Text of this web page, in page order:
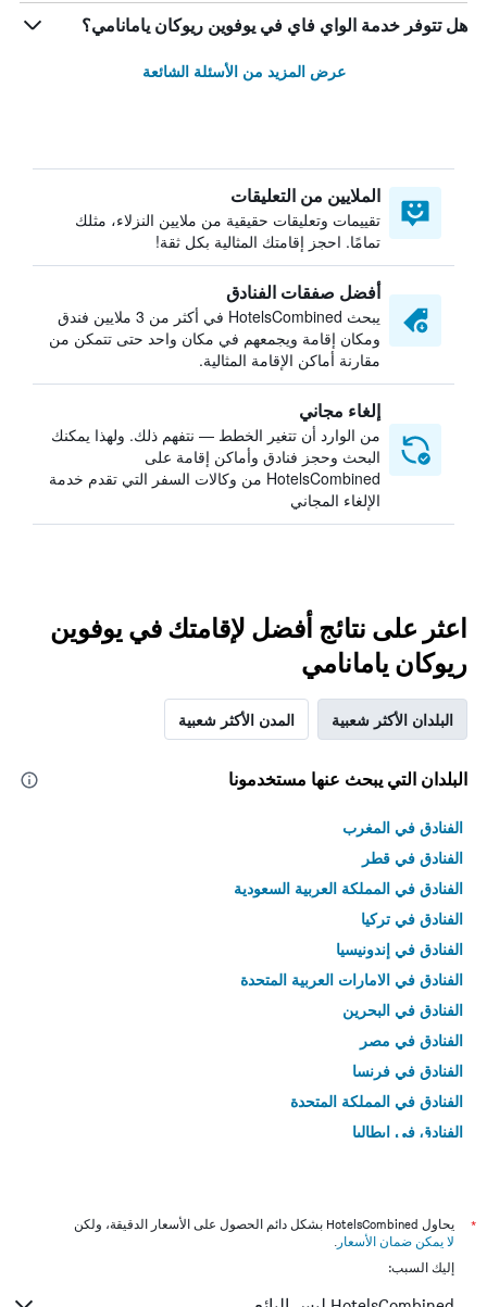
هل تتوفر خدمة الواي فاي في يوفوين ريوكان يامانامي؟
عرض المزيد من الأسئلة الشائعة
الملايين من التعليقات
تقييمات وتعليقات حقيقية من ملايين النزلاء، مثلك
تمامًا. احجز إقامتك المثالية بكل ثقة!
أفضل صفقات الفنادق
يبحث HotelsCombined في أكثر من 3 ملايين فندق
ومكان إقامة ويجمعهم في مكان واحد حتى تتمكن من
مقارنة أماكن الإقامة المثالية.
إلغاء مجاني
من الوارد أن تتغير الخطط — نتفهم ذلك. ولهذا يمكنك
البحث وحجز فنادق وأماكن إقامة على
HotelsCombined من وكالات السفر التي تقدم خدمة
الإلغاء المجاني
اعثر على نتائج أفضل لإقامتك في يوفوين
ريوكان يامانامي
البلدان الأكثر شعبية المدن الأكثر شعبية
البلدان التي يبحث عنها مستخدمونا
الفنادق في المغرب
الفنادق في قطر
الفنادق في المملكة العربية السعودية
الفنادق في تركيا
الفنادق في إندونيسيا
الفنادق في الامارات العربية المتحدة
الفنادق في البحرين
الفنادق في مصر
الفنادق في فرنسا
الفنادق في المملكة المتحدة
الفنادق في إيطاليا
*
يحاول HotelsCombined بشكل دائم الحصول على الأسعار الدقيقة، ولكن
لا يمكن ضمان الأسعار .
إليك السبب: